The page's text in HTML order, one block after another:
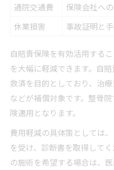
通院交通費
保険会社へ
休業損害
事故証明と
自賠責保険を有効活用する
を大幅に軽減できます。自
救済を目的としており、治
などが補償対象です。整骨
険適用となります。
費用軽減の具体策としては
を受け、診断書を取得して
の施術を希望する場合は、